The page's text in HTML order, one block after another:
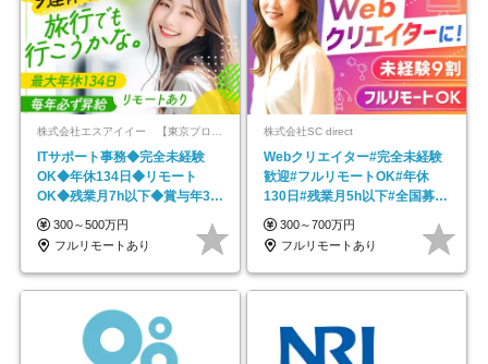
ITサポート事務◆完全未経験
OK◆年休134日◆リモート
OK◆残業月7h以下◆賞与年3回
◆5年目まで必ず昇給
300～500万円
フルリモートあり
株式会社SC direct
Webクリエイター#完全未経験
歓迎#フルリモートOK#年休
130日#残業月5h以下#全国募集
#最大1年の研修
300～700万円
フルリモートあり